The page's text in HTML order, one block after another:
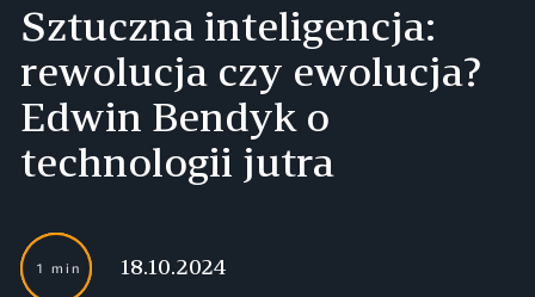
Sztuczna inteligencja:
rewolucja czy ewolucja?
Edwin Bendyk o
technologii jutra
1 min 18.10.2024